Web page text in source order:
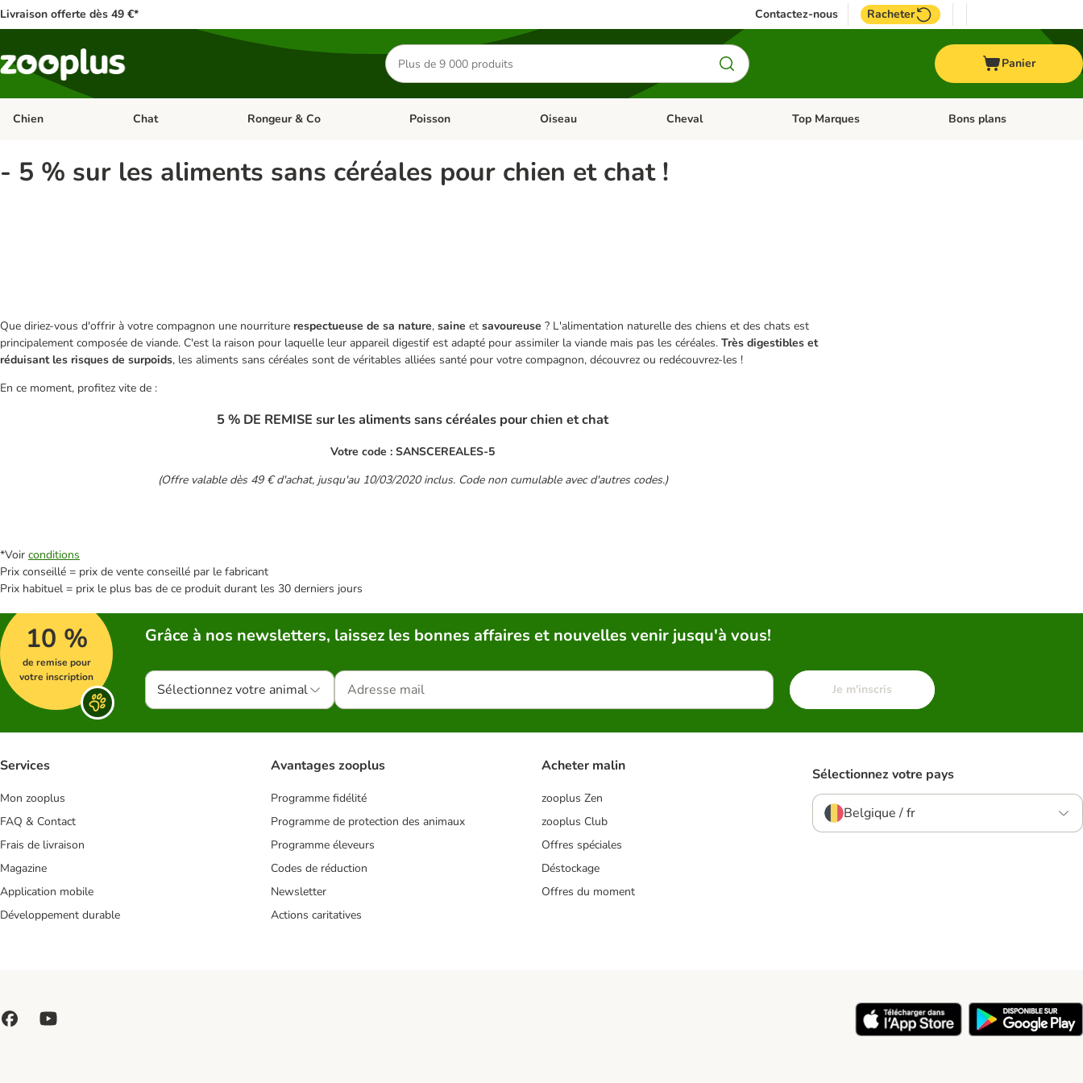
Livraison offerte dès 49 €* Contactez-nous Racheter
Rechercher
des
produits
Panier
Chien Dérouler les catégories: Chien
Chat Dérouler les catégories: Chat
Rongeur & Co Dérouler les catégories: Rongeur & Co
Poisson Dérouler les catégories: Poisson
Oiseau Dérouler les catégories: Oiseau
Cheval Dérouler les catégories: Cheval
Top Marques Dérouler les catégories: Top
Bons plans
- 5 % sur les aliments sans céréales pour chien et chat !
Que diriez-vous d'offrir à votre compagnon une nourriture respectueuse de sa nature, saine et savoureuse ? L'alimentation naturelle des chiens et des chats est
principalement composée de viande. C'est la raison pour laquelle leur appareil digestif est adapté pour assimiler la viande mais pas les céréales. Très digestibles et
réduisant les risques de surpoids, les aliments sans céréales sont de véritables alliées santé pour votre compagnon, découvrez ou redécouvrez-les !
En ce moment, profitez vite de :
5 % DE REMISE sur les aliments sans céréales pour chien et chat
Votre code : SANSCEREALES-5
(Offre valable dès 49 € d'achat, jusqu'au 10/03/2020 inclus. Code non cumulable avec d'autres codes.)
*Voir conditions
Prix conseillé = prix de vente conseillé par le fabricant
Prix habituel = prix le plus bas de ce produit durant les 30 derniers jours
10 %
de remise pour
votre inscription
Grâce à nos newsletters, laissez les bonnes affaires et nouvelles venir jusqu'à vous!
Sélectionnez votre animal Je m'inscris
Services
Mon zooplus
FAQ & Contact
Frais de livraison
Magazine
Application mobile
Développement durable
Avantages zooplus
Programme fidélité
Programme de protection des animaux
Programme éleveurs
Codes de réduction
Newsletter
Actions caritatives
Acheter malin
zooplus Zen
zooplus Club
Offres spéciales
Déstockage
Offres du moment
Sélectionnez votre pays
Belgique / fr